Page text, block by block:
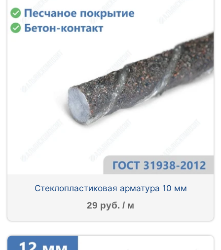
Стеклопластиковая арматура 10 мм
29 руб. / м